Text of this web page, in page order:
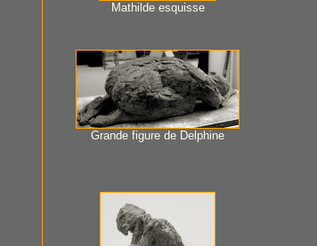
Mathilde esquisse
Grande figure de Delphine